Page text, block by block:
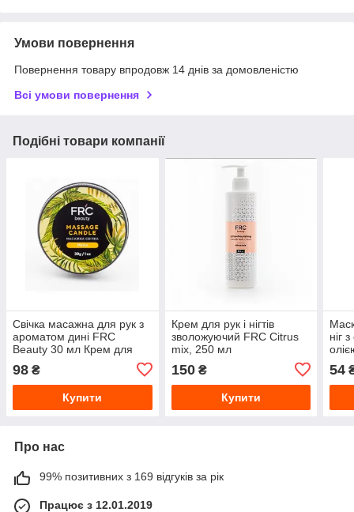
Умови повернення
Повернення товару впродовж 14 днів за домовленістю
Всі умови повернення
Подібні товари компанії
Свічка масажна для рук з
ароматом дині FRC
Beauty 30 мл Крем для
98 ₴
Купити
Крем для рук і нігтів
зволожуючий FRC Citrus
mix, 250 мл
150₴
Купити
ніг
54
Про нас
99% позитивних з 169 відгуків за рік
Працює з 12.01.2019